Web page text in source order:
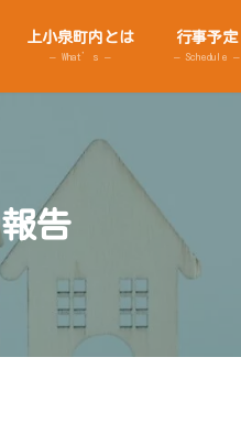
上小泉町内とは
– What’s –
行事予定
– Schedule –
告